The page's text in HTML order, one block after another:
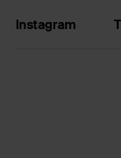
Instagram